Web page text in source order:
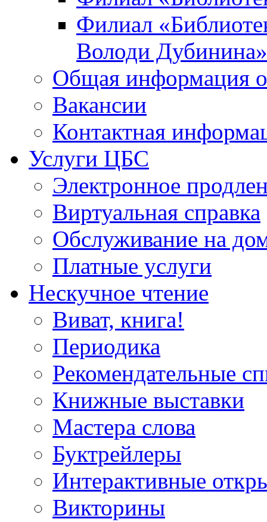
Филиал
Володи Дубинина»
Общая информация
Вакансии
Контактная
Услуги ЦБС
Электронное
Виртуальная справка
Обслуживание на
Платные услуги
Нескучное чтение
Виват, книга!
Периодика
Рекомендательные
Книжные выставки
Мастера слова
Буктрейлеры
Интерактивные
Викторины